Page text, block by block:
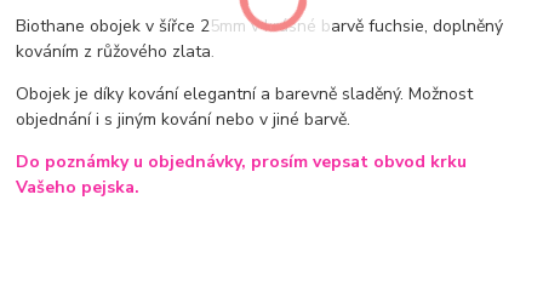
Biothane obojek v šířce 25mm v krásné barvě fuchsie, doplněný
kováním z růžového zlata.
Obojek je díky kování elegantní a barevně sladěný. Možnost
objednání i s jiným kování nebo v jiné barvě.
Do poznámky u objednávky, prosím vepsat obvod krku
Vašeho pejska.